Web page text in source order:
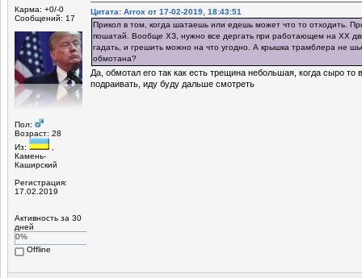
Карма: +0/-0
Сообщений: 17
Пол:
Возраст: 28
Из:
Камень-
Каширский
Регистрация:
17.02.2019
Активность за 30
дней
0%
Offline
Цитата: Arrox от 17-02-2019, 18:43:51
Прикол в том, когда шатаешь или едешь может что то отходить.
пошатай. Вообще ХЗ, нужно все дергать при работающем на ХХ
гадать, и грешить можно на что угодно. А крышка трамблера не
обмотана?
Да, обмотал его так как есть трещина небольшая, когда сыро то
подраивать, иду буду дальше смотреть